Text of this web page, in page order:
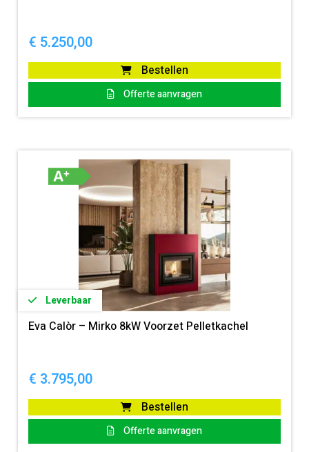
€ 5.250,00
Bestellen
Offerte aanvragen
Leverbaar
Eva Calòr – Mirko 8kW Voorzet Pelletkachel
€ 3.795,00
Bestellen
Offerte aanvragen